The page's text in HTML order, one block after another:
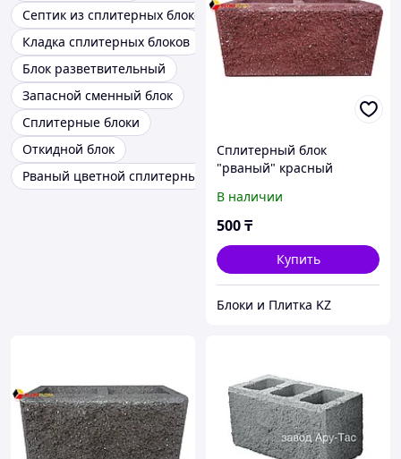
Септик из сплитерных блоков
Кладка сплитерных блоков
Блок разветвительный
Запасной сменный блок
Сплитерные блоки
Откидной блок
Рваный цветной сплитерный блок
Сплитерный блок
"рваный" красный
В наличии
500₸
Купить
Блоки и Плитка KZ